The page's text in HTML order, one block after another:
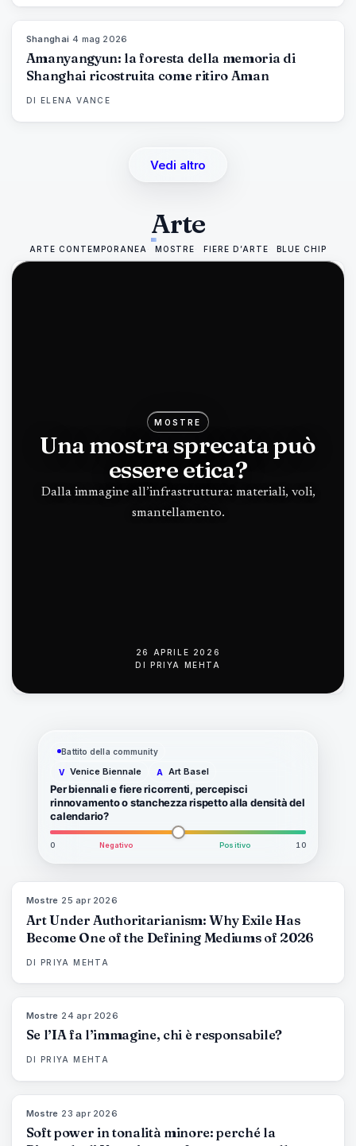
Shanghai ·4 mag 2026
Amanyangyun: la foresta della memoria di
Shanghai ricostruita come ritiro Aman
DI ELENA VANCE
Vedi altro
Arte
ARTE CONTEMPORANEA MOSTRE FIERE D’ARTE BLUE CHIP
MOSTRE
Una mostra sprecata può
essere etica?
Dalla immagine all’infrastruttura: materiali, voli,
smantellamento.
26 APRILE 2026
DI PRIYA MEHTA
Battito della community
V Venice Biennale A Art Basel
Per biennali e fiere ricorrenti, percepisci
rinnovamento o stanchezza rispetto alla densità del
calendario?
0 Negativo Positivo 10
Mostre 25 apr 2026
Art Under Authoritarianism: Why Exile Has
Become One of the Defining Mediums of 2026
DI PRIYA MEHTA
Mostre 24 apr 2026
Se l’IA fa l’immagine, chi è responsabile?
DI PRIYA MEHTA
Mostre 23 apr 2026
Soft power in tonalità minore: perché la